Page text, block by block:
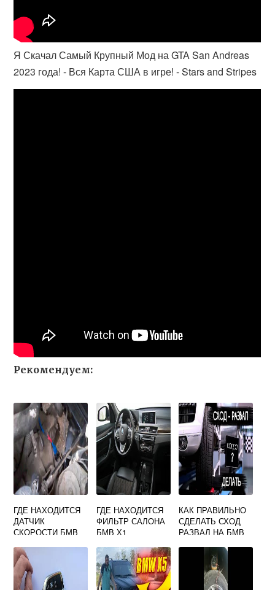
Я Скачал Самый Крупный Мод на GTA San Andreas
2023 года! - Вся Карта США в игре! - Stars and Stripes
Рекомендуем:
ГДЕ НАХОДИТСЯ
ДАТЧИК
СКОРОСТИ БМВ
ГДЕ НАХОДИТСЯ
ФИЛЬТР САЛОНА
БМВ Х1
КАК ПРАВИЛЬНО
СДЕЛАТЬ СХОД
РАЗВАЛ НА БМВ